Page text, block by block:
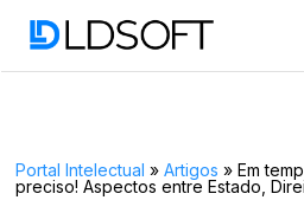
Portal Intelectual » Artigos » Em
preciso! Aspectos entre Estado,